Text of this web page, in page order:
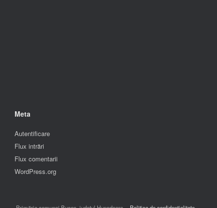
Meta
Autentificare
Flux intrări
Flux comentarii
WordPress.org